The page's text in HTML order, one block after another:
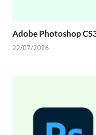
Adobe Photoshop
22/07/2026